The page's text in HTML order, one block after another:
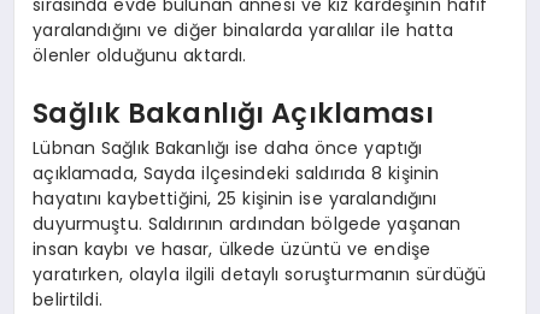
sırasında evde bulunan annesi ve kız kardeşinin hafif
yaralandığını ve diğer binalarda yaralılar ile hatta
ölenler olduğunu aktardı.
Sağlık Bakanlığı Açıklaması
Lübnan Sağlık Bakanlığı ise daha önce yaptığı
açıklamada, Sayda ilçesindeki saldırıda 8 kişinin
hayatını kaybettiğini, 25 kişinin ise yaralandığını
duyurmuştu. Saldırının ardından bölgede yaşanan
insan kaybı ve hasar, ülkede üzüntü ve endişe
yaratırken, olayla ilgili detaylı soruşturmanın sürdüğü
belirtildi.